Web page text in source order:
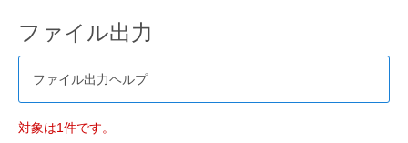
ファイル出力
ファイル出力ヘルプ
対象は1件です。